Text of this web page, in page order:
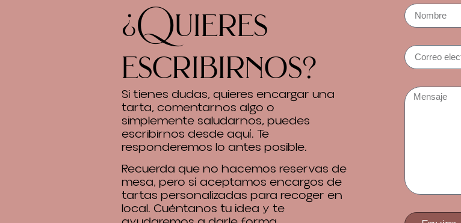
¿Quieres
escribirnos?
Si tienes dudas, quieres encargar una
tarta, comentarnos algo o
simplemente saludarnos, puedes
escribirnos desde aquí. Te
responderemos lo antes posible.
Recuerda que no hacemos reservas de
mesa, pero sí aceptamos encargos de
tartas personalizadas para recoger en
local. Cuéntanos tu idea y te